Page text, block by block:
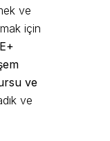
ve
için
E+
ve
ve